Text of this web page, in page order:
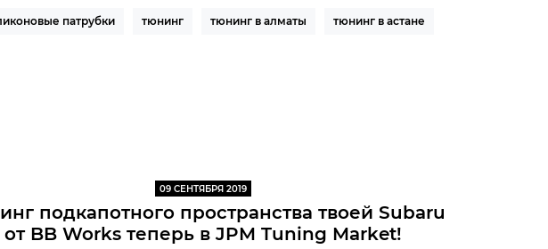
патрубки тюнинг тюнинг в алматы тюнинг в астане
09 СЕНТЯБРЯ 2019
подкапотного пространства твоей Subaru
от BB Works теперь в JPM Tuning Market!